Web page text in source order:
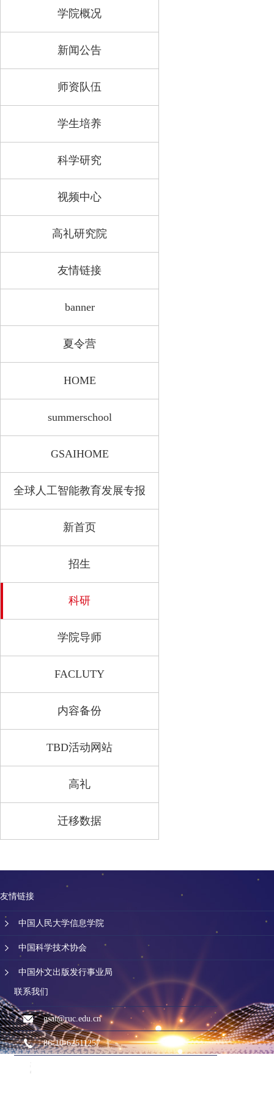
学院概况
新闻公告
师资队伍
学生培养
科学研究
视频中心
高礼研究院
友情链接
banner
夏令营
HOME
summerschool
GSAIHOME
全球人工智能教育发展专报
新首页
招生
科研
学院导师
FACLUTY
内容备份
TBD活动网站
高礼
迁移数据
友情链接
中国人民大学信息学院
中国科学技术协会
中国外文出版发行事业局
联系我们
gsai@ruc.edu.cn
86-10-62511257